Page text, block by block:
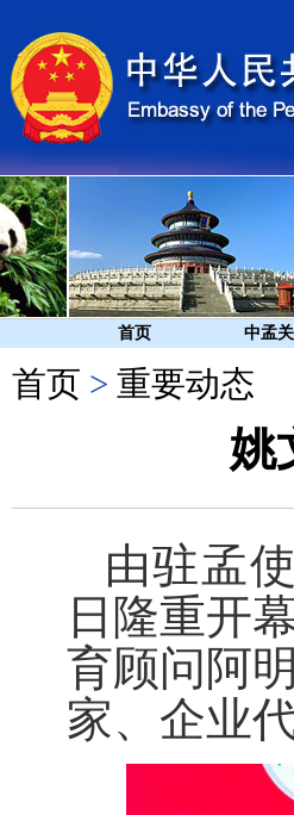
首页 中孟
首页 > 重要动态
姚
由驻孟
日隆重开
育顾问阿
家、企业